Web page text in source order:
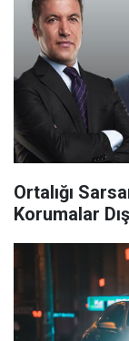
Ortalığı
Korumalar